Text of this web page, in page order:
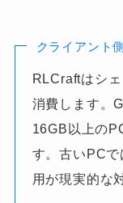
クライアント
RLCraftはシ
消費します。
16GB以上の
す。古いPC
用が現実的な